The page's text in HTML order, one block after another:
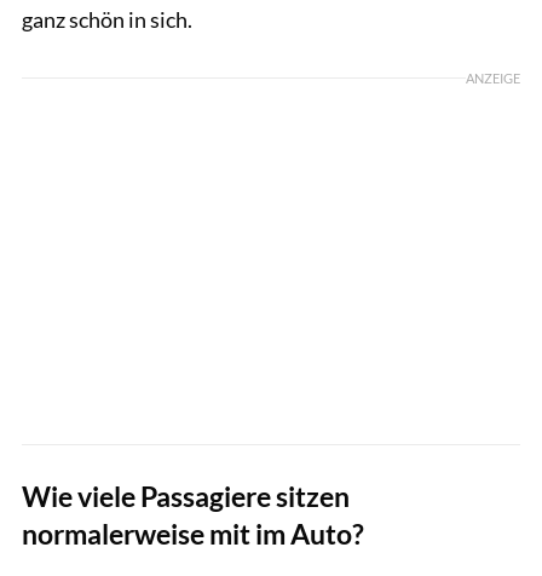
ganz schön in sich.
ANZEIGE
Wie viele Passagiere sitzen
normalerweise mit im Auto?